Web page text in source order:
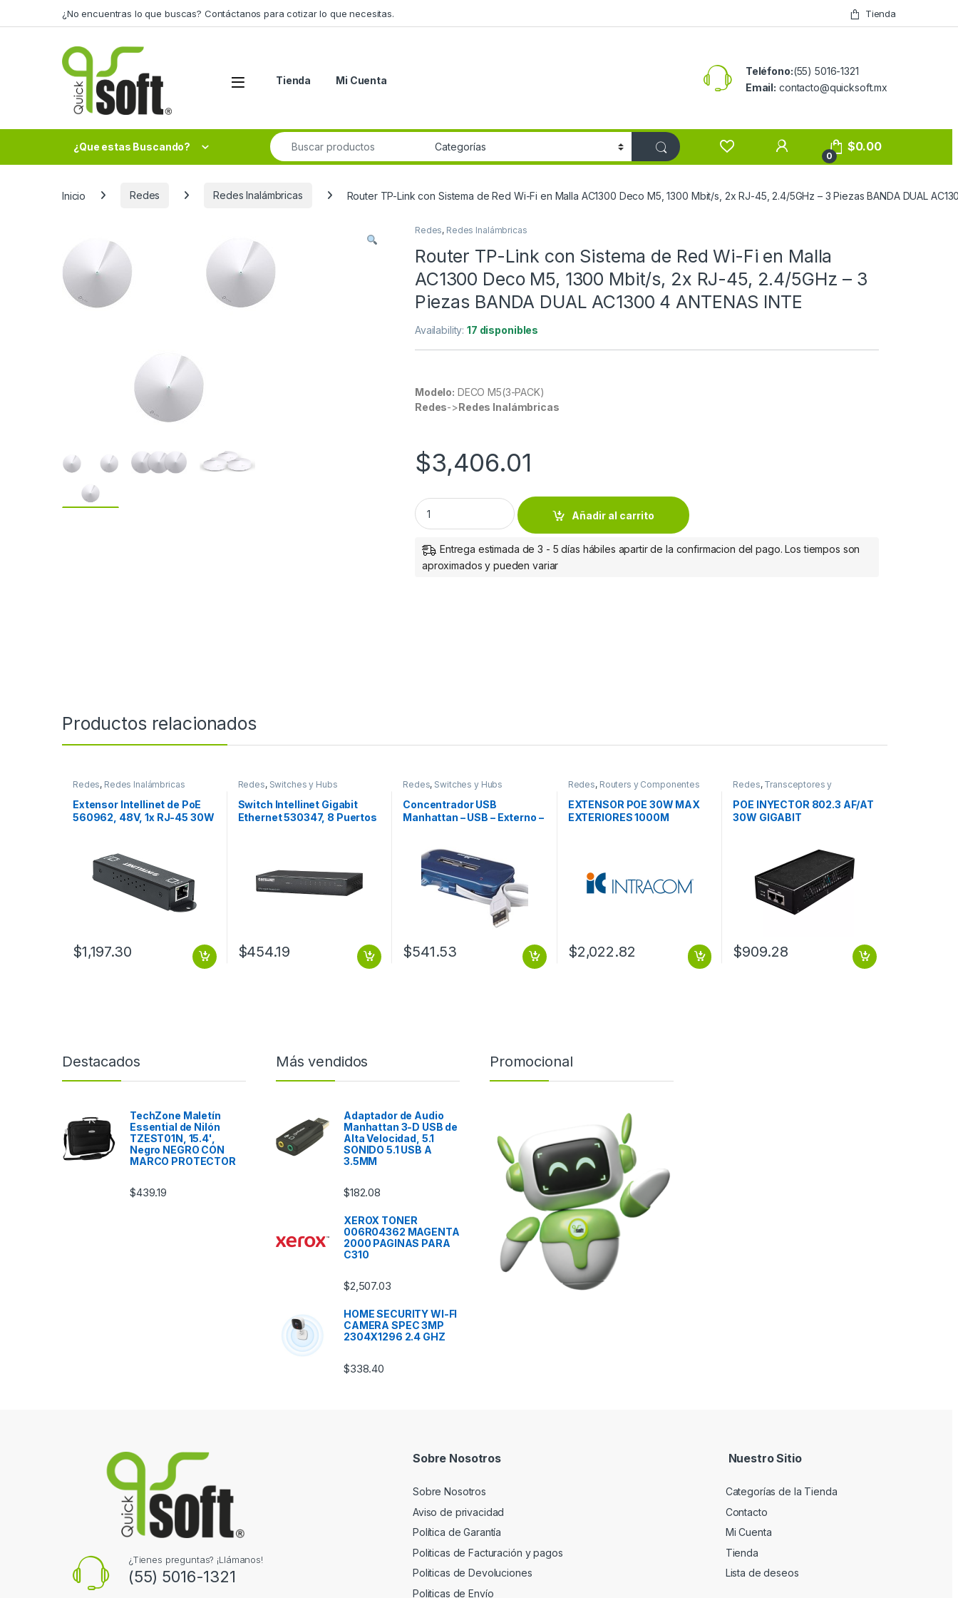
¿No encuentras lo que buscas? Contáctanos para cotizar lo que necesitas. Tienda
Tienda Mi Cuenta
Teléfono:(55) 5016-1321
Email: contacto@quicksoft.mx
¿Que estas Buscando?
Search for:
0
$0.00
Inicio Redes Redes Inalámbricas Router TP-Link con Sistema de Red Wi-Fi en Malla AC1300 Deco M5, 1300 Mbit/s, 2x RJ-45, 2.4/5GHz – 3 Piezas BANDA DUAL
Redes, Redes Inalámbricas
Router TP-Link con Sistema de Red Wi-Fi en Malla
AC1300 Deco M5, 1300 Mbit/s, 2x RJ-45, 2.4/5GHz – 3
Piezas BANDA DUAL AC1300 4 ANTENAS INTE
Availability:17 disponibles
Modelo: DECO M5(3-PACK)
Redes->Redes Inalámbricas
$3,406.01
Router TP-Link con Sistema de Red Wi-Fi en Malla AC1300 Deco M5, 1300 Mbit/s, 2x RJ-45, 2.4/5GHz - 3
Añadir al carrito
Entrega estimada de 3 - 5 días hábiles apartir de la confirmacion del pago. Los tiempos son
aproximados y pueden variar
Productos relacionados
Redes, Redes Inalámbricas
Extensor Intellinet de PoE
560962, 48V, 1x RJ-45 30W
$1,197.30
Redes, Switches y Hubs
Switch Intellinet Gigabit
Ethernet 530347, 8 Puertos
METAL
$454.19
Redes, Switches y Hubs
Concentrador USB
Manhattan – USB – Externo –
FUENTE.
$541.53
Redes, Routers y Componentes
EXTENSOR POE 30W MAX
EXTERIORES 1000M
$2,022.82
Redes, Transceptores y
POE INYECTOR 802.3 AF/AT
30W GIGABIT
$909.28
Destacados
TechZone Maletín
Essential de Nilón
TZEST01N, 15.4',
Negro NEGRO CON
MARCO PROTECTOR
$439.19
Más vendidos
Adaptador de Audio
Manhattan 3-D USB de
Alta Velocidad, 5.1
SONIDO 5.1 USB A
3.5MM
$182.08
XEROX TONER
006R04362 MAGENTA
2000 PAGINAS PARA
C310
$2,507.03
HOME SECURITY WI-FI
CAMERA SPEC 3MP
2304X1296 2.4 GHZ
$338.40
Promocional
¿Tienes preguntas? ¡Llámanos!
(55) 5016-1321
Sobre Nosotros
Sobre Nosotros
Aviso de privacidad
Política de Garantía
Politicas de Facturación y pagos
Politicas de Devoluciones
Politicas de Envío
Nuestro Sitio
Categorías de la Tienda
Contacto
Mi Cuenta
Tienda
Lista de deseos